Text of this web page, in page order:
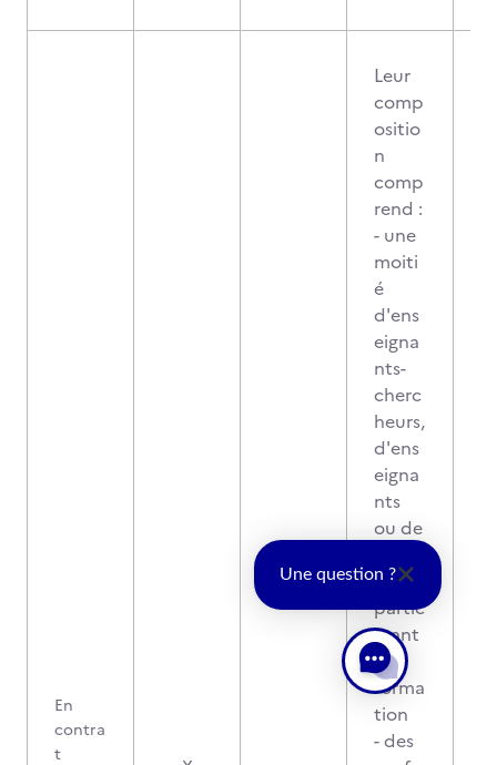
En
contra
t
Leur
comp
ositio
n
comp
rend :
- une
moiti
é
d'ens
eigna
nts-
cherc
heurs,
d'ens
eigna
nts
ou de
heurs
partic
ipant
à la
forma
tion
- des
Une question ?